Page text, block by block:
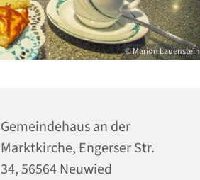
© Marion Lauenstein
Gemeindehaus an der
Marktkirche, Engerser Str.
34, 56564 Neuwied